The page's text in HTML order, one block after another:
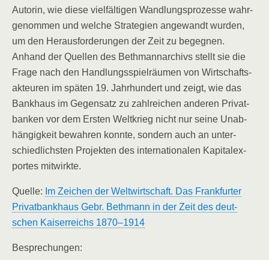
Autorin, wie die­se viel­fäl­ti­gen Wand­lungs­pro­zes­se wahr­
ge­nom­men und wel­che Stra­te­gien ange­wandt wur­den,
um den Her­aus­for­de­run­gen der Zeit zu begeg­nen.
Anhand der Quel­len des Beth­mann­ar­chivs stellt sie die
Fra­ge nach den Hand­lungs­spiel­räu­men von Wirt­schafts­
ak­teu­ren im spä­ten 19. Jahr­hun­dert und zeigt, wie das
Bank­haus im Gegen­satz zu zahl­rei­chen ande­ren Pri­vat­
ban­ken vor dem Ers­ten Welt­krieg nicht nur sei­ne Unab­
hän­gig­keit bewah­ren konn­te, son­dern auch an unter­
schied­lichs­ten Pro­jek­ten des inter­na­tio­na­len Kapi­tal­ex­
por­tes mitwirkte.
Quel­le: Im Zei­chen der Welt­wirt­schaft. Das Frank­fur­ter
Pri­vat­bank­haus Gebr. Beth­mann in der Zeit des deut­
schen Kai­ser­reichs 1870–1914
Bespre­chun­gen: